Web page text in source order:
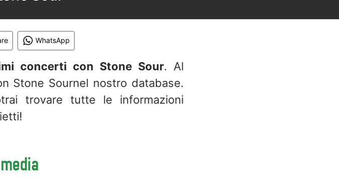
WhatsApp
concerti con Stone Sour. Al
Stone Sournel nostro database.
trovare tutte le informazioni